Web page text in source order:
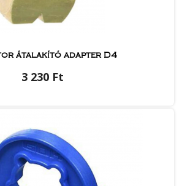
átalakító adapter D4
3 230 Ft